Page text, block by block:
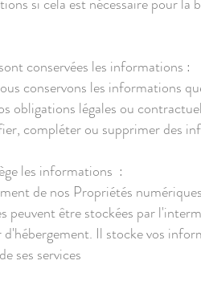
conservées les informations :
conservons les informations
obligations légales ou
compléter ou supprimer des
les informations :
de nos Propriétés
peuvent être stockées par
Il stocke vos
ses services